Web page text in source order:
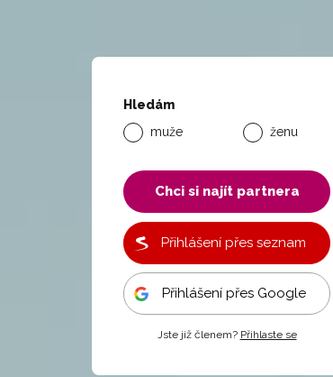
Hledám
muže
ženu
Chci si najít partnera
Přihlášení přes seznam
Přihlášení přes Google
Jste již členem? Přihlaste se